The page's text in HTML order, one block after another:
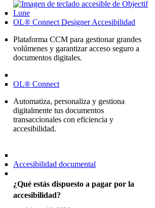
OL® Connect Designer Accesibilidad
Plataforma CCM para gestionar grandes
volúmenes y garantizar acceso seguro a
documentos digitales.
OL® Connect
Automatiza, personaliza y gestiona
digitalmente tus documentos
transaccionales con eficiencia y
accesibilidad.
Accesibilidad documental
¿Qué estás dispuesto a pagar por la
accesibilidad?